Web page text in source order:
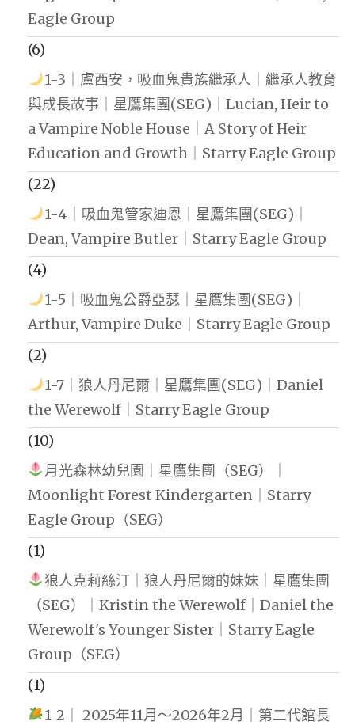
Eagle Group
(6)
1-3｜盧西安，吸血鬼貴族繼承人｜繼承人教育
與成長故事｜星鷹集團(SEG)｜Lucian, Heir to
a Vampire Noble House｜A Story of Heir
Education and Growth｜Starry Eagle Group
(22)
1-4｜吸血鬼管家迪恩｜星鷹集團(SEG)｜
Dean, Vampire Butler｜Starry Eagle Group
(4)
1-5｜吸血鬼公爵亞瑟｜星鷹集團(SEG)｜
Arthur, Vampire Duke｜Starry Eagle Group
(2)
1-7｜狼人丹尼爾｜星鷹集團(SEG)｜Daniel
the Werewolf｜Starry Eagle Group
(10)
月光森林幼兒園｜星鷹集團（SEG）｜
Moonlight Forest Kindergarten｜Starry
Eagle Group（SEG）
(1)
狼人克莉絲汀｜狼人丹尼爾的妹妹｜星鷹集團
（SEG）｜Kristin the Werewolf｜Daniel the
Werewolf's Younger Sister｜Starry Eagle
Group（SEG）
(1)
1-2｜ 2025年11月～2026年2月｜第二代館長